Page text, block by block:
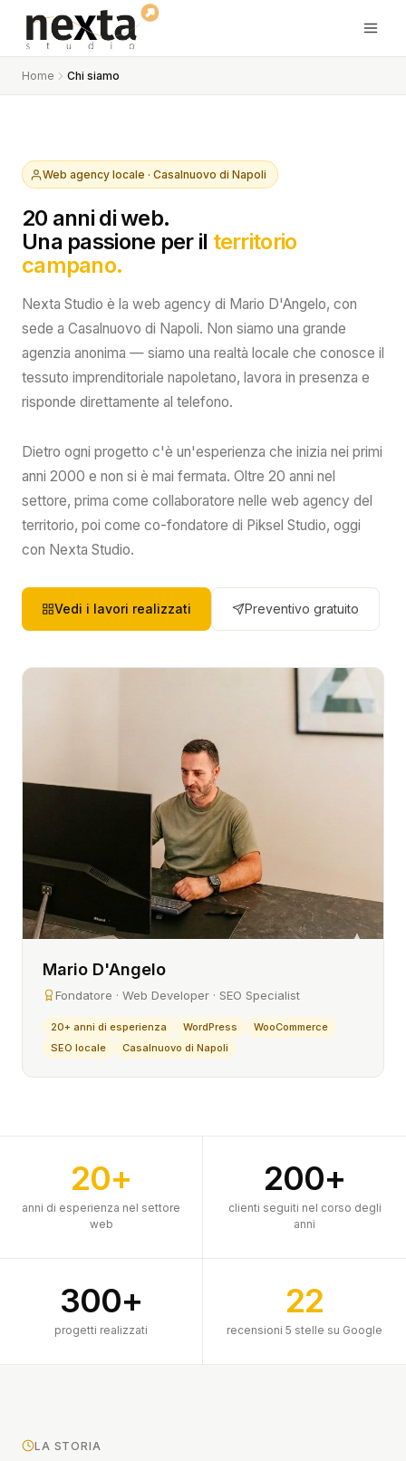
Home Chi siamo
Web agency locale · Casalnuovo di Napoli
20 anni di web.
Una passione per il territorio
campano.
Nexta Studio è la web agency di Mario D'Angelo, con
sede a Casalnuovo di Napoli. Non siamo una grande
agenzia anonima — siamo una realtà locale che conosce il
tessuto imprenditoriale napoletano, lavora in presenza e
risponde direttamente al telefono.
Dietro ogni progetto c'è un'esperienza che inizia nei primi
anni 2000 e non si è mai fermata. Oltre 20 anni nel
settore, prima come collaboratore nelle web agency del
territorio, poi come co-fondatore di Piksel Studio, oggi
con Nexta Studio.
Vedi i lavori realizzati Preventivo gratuito
Mario D'Angelo
Fondatore · Web Developer · SEO Specialist
20+ anni di esperienza WordPress
WooCommerce
SEO locale
Casalnuovo di Napoli
20+
anni di esperienza nel settore
web
200+
clienti seguiti nel corso degli
anni
300+
progetti realizzati
22
recensioni 5 stelle su Google
LA STORIA